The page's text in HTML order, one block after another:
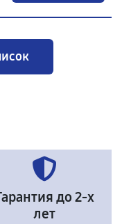
до 2-х
лет